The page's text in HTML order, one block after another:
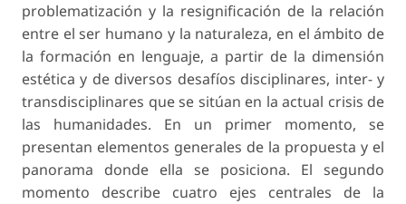
problematización y la resignificación de la relación
entre el ser humano y la naturaleza, en el ámbito de
la formación en lenguaje, a partir de la dimensión
estética y de diversos desafíos disciplinares, inter- y
transdisciplinares que se sitúan en la actual crisis de
las humanidades. En un primer momento, se
presentan elementos generales de la propuesta y el
panorama donde ella se posiciona. El segundo
momento describe cuatro ejes centrales de la